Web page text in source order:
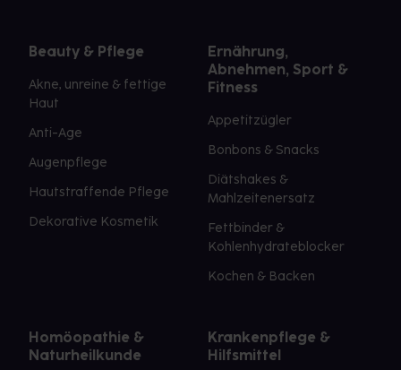
Beauty & Pflege
Akne, unreine & fettige
Haut
Anti-Age
Augenpflege
Hautstraffende Pflege
Dekorative Kosmetik
Ernährung,
Abnehmen, Sport &
Fitness
Appetitzügler
Bonbons & Snacks
Diätshakes &
Mahlzeitenersatz
Fettbinder &
Kohlenhydrateblocker
Kochen & Backen
Homöopathie &
Naturheilkunde
Krankenpflege &
Hilfsmittel